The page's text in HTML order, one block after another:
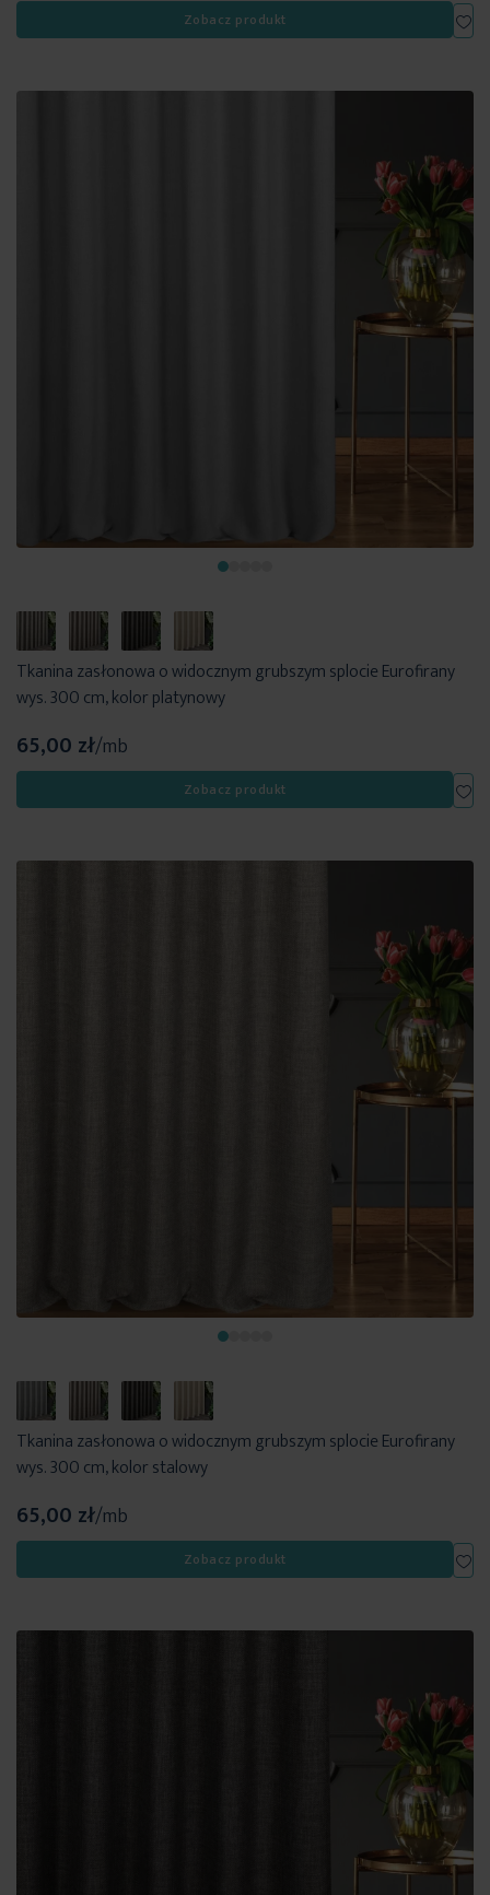
Zobacz produkt
Tkanina zasłonowa o widocznym grubszym splocie Eurofirany
wys. 300 cm, kolor platynowy
65,00 zł/mb
Zobacz produkt
Tkanina zasłonowa o widocznym grubszym splocie Eurofirany
wys. 300 cm, kolor stalowy
65,00 zł/mb
Zobacz produkt